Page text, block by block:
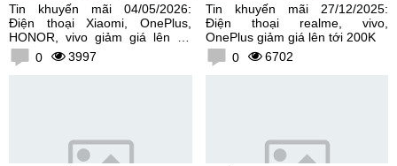
Tin khuyến mãi 04/05/2026:
Điện thoại Xiaomi, OnePlus,
HONOR, vivo giảm giá lên tới
300K0 3997
Tin khuyến mãi 27/12/2025:
Điện thoại realme, vivo,
OnePlus giảm giá lên tới 200K
0
6702